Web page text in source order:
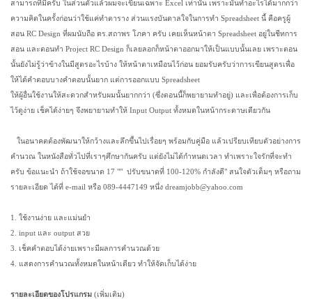
สามารถที่มีครับ ในส่วนตัวแล้วผมจะเขียนเฉพาะ Excel เท่านั้น เพราะมันทำอะไรได้มากกว่า
ความคิดในครั้งก่อนว่าใช้แค่ทำตาราง ส่วนแรงบันดาลใจในการทำ Spreadsheet นี้ คือครูผู้
สอน RC Design ที่ผมนับถือ ดร.สถาพร โภคา ครับ เคยเห็นหน้าตา Spreadsheet อยู่ในชีทการ
สอน และตอนทำ Project RC Design ก็เลยลอกก็หน้าตาออกมาให้เป็นแบบนั้นเลย เพราะตอน
นั้นยังไม่รู้ว่าข้างในมีสูตรอะไรบ้าง ให้หน้าตาเหมือนไว้ก่อน ยอมรับครับว่าการเขียนสูตรเพื่อ
ให้ได้คำตอบบางคำตอบนั้นยาก แต่การออกแบบ Spreadsheet
ให้ผู้อื่นใช้งานให้สะดวกสำหรับผมนั้นยากกว่า (ซึ่งตอนนี้ก็พยายามทำอยู่) และเพื่อต้องการเก็บ
ไว้ดูง่าย เช็คได้ง่ายๆ จึงพยายามทำให้ Input Output ทั้งหมดในหน้ากระดาษเดียวกัน
ในอนาคตต้องพัฒนาให้กว้างและลึกขึ้นไปเรื่อยๆ พร้อมกับคู่มือ แล้วเปรียบเทียบตัวอย่างการ
คำนวณ ในหนังสือทั่วไปที่เราๆศึกษากันครับ แต่ยังไม่ได้กำหนดเวลา ทำเพราะใจรักที่จะทำ
ครับ ข้อแนะนำ ถ้าใช้จอขนาด 17 "" ปรับขนาดที่ 100-120% กำลังดี" สนใจตัวเต็มๆ หรือถาม
รายละเอียด ได้ที่ e-mail หรือ 089-4447149 หนึ่ง dreamjobb@yahoo.com
1. ใช้งานง่าย และแม่นยำ
2. input และ output สวย
3. เช็คคำตอบได้ง่ายเพราะมีผลการคำนวณด้วย
4. แสดงการคำนวณทั้งหมดในหน้าเดียว ทำให้จัดเก็บได้ง่าย
รายละเอียดของโปรแกรม (เพิ่มเติม)